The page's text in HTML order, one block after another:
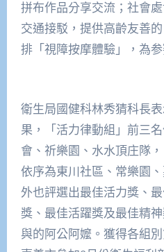
拼布作品分享交流；社會
交通接駁，提供高齡友善
排「視障按摩體驗」，為
衛生局國健科林秀猜科長
果，「活力律動組」前三
會、祈樂園、水水頂庄隊
依序為東川社區、常樂園
外也評選出最佳活力獎、
獎、最佳活躍獎及最佳精
與的阿公阿嬤。獲得各組